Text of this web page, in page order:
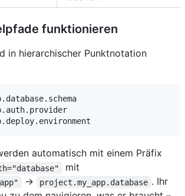
funktionieren
in hierarchischer Punktnotation
automatisch mit einem Präfix
mit
→ project.my_app.database . Ihr